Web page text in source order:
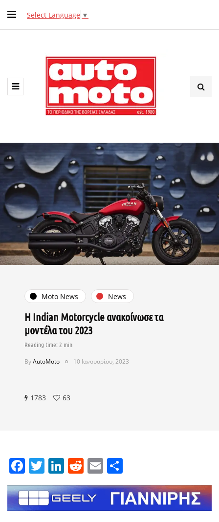
Select Language ▼
Moto News News
Η Indian Motorcycle ανακοίνωσε τα
μοντέλα του 2023
ByAutoMoto 10 Ιανουαρίου, 2023
1783 63
Facebook
Twitter
LinkedIn
Reddit
Email